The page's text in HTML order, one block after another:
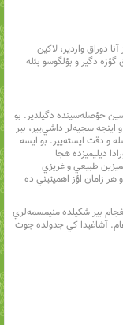
دوراق واردير، لاکين
گؤزه دگير و بؤلگوسو بئله
حؤصله‌سينده دگيلدير. بو
سجيه‌لر داشي‌يير، بير
و دقت ايسته‌يير. بو ايسه
ديليميزده هجا
طبيعي و غريزي
زامان اؤز اهميتيني ده
بير شکيلده منيمسمه‌لري
آشاغيدا کي جدولده جوت